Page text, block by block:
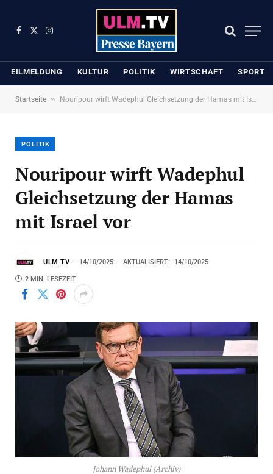
Facebook
X
Instagram
EILMELDUNG KULTUR POLITIK WIRTSCHAFT SPORT
Startseite » Nouripour wirft Wadephul Gleichsetzung der Hamas mit Israel vor
POLITIK
Nouripour wirft Wadephul
Gleichsetzung der Hamas
mit Israel vor
ULM TV 14/10/2025 AKTUALISIERT: 14/10/2025
2 MIN. LESEZEIT
Johann Wadephul (Archiv)